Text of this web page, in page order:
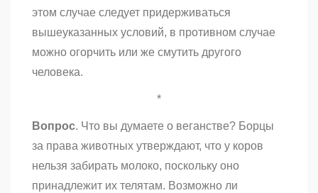
этом случае следует придерживаться
вышеуказанных условий, в противном случае
можно огорчить или же смутить другого
человека.
*
Вопрос. Что вы думаете о веганстве? Борцы
за права животных утверждают, что у коров
нельзя забирать молоко, поскольку оно
принадлежит их телятам. Возможно ли